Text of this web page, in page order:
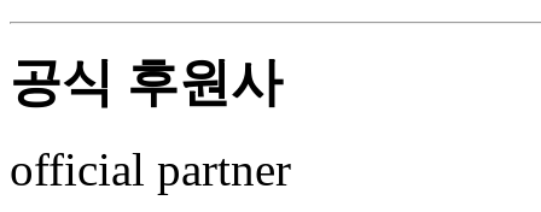
공식 후원사
official partner